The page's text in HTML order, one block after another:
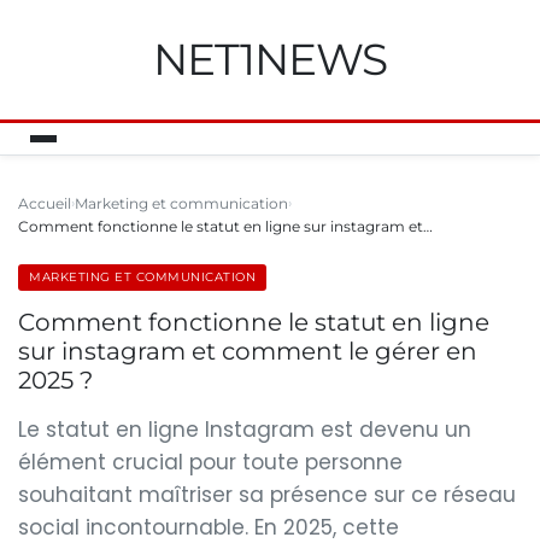
NET1NEWS
Accueil Marketing et communication
Comment fonctionne le statut en ligne sur instagram et…
MARKETING ET COMMUNICATION
Comment fonctionne le statut en ligne
sur instagram et comment le gérer en
2025 ?
Le statut en ligne Instagram est devenu un
élément crucial pour toute personne
souhaitant maîtriser sa présence sur ce réseau
social incontournable. En 2025, cette